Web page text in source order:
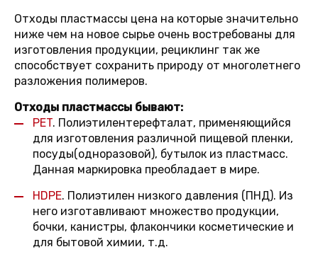
Отходы пластмассы цена на которые значительно
ниже чем на новое сырье очень востребованы для
изготовления продукции, рециклинг так же
способствует сохранить природу от многолетнего
разложения полимеров.
Отходы пластмассы бывают:
PET. Полиэтилентерефталат, применяющийся
для изготовления различной пищевой пленки,
посуды(одноразовой), бутылок из пластмасс.
Данная маркировка преобладает в мире.
HDPE. Полиэтилен низкого давления (ПНД). Из
него изготавливают множество продукции,
бочки, канистры, флакончики косметические и
для бытовой химии, т.д.